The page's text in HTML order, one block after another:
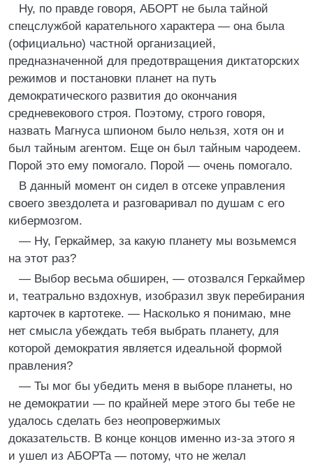
Ну, по правде говоря, АБОРТ не была тайной
спецслужбой карательного характера — она была
(официально) частной организацией,
предназначенной для предотвращения диктаторских
режимов и постановки планет на путь
демократического развития до окончания
средневекового строя. Поэтому, строго говоря,
назвать Магнуса шпионом было нельзя, хотя он и
был тайным агентом. Еще он был тайным чародеем.
Порой это ему помогало. Порой — очень помогало.
В данный момент он сидел в отсеке управления
своего звездолета и разговаривал по душам с его
кибермозгом.
— Ну, Геркаймер, за какую планету мы возьмемся
на этот раз?
— Выбор весьма обширен, — отозвался Геркаймер
и, театрально вздохнув, изобразил звук перебирания
карточек в картотеке. — Насколько я понимаю, мне
нет смысла убеждать тебя выбрать планету, для
которой демократия является идеальной формой
правления?
— Ты мог бы убедить меня в выборе планеты, но
не демократии — по крайней мере этого бы тебе не
удалось сделать без неопровержимых
доказательств. В конце концов именно из-за этого я
и ушел из АБОРТа — потому, что не желал